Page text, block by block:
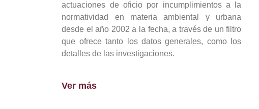
actuaciones de oficio por incumplimientos a la
normatividad en materia ambiental y urbana
desde el año 2002 a la fecha, a través de un filtro
que ofrece tanto los datos generales, como los
detalles de las investigaciones.
Ver más